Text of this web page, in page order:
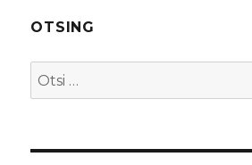
OTSING
Otsi: